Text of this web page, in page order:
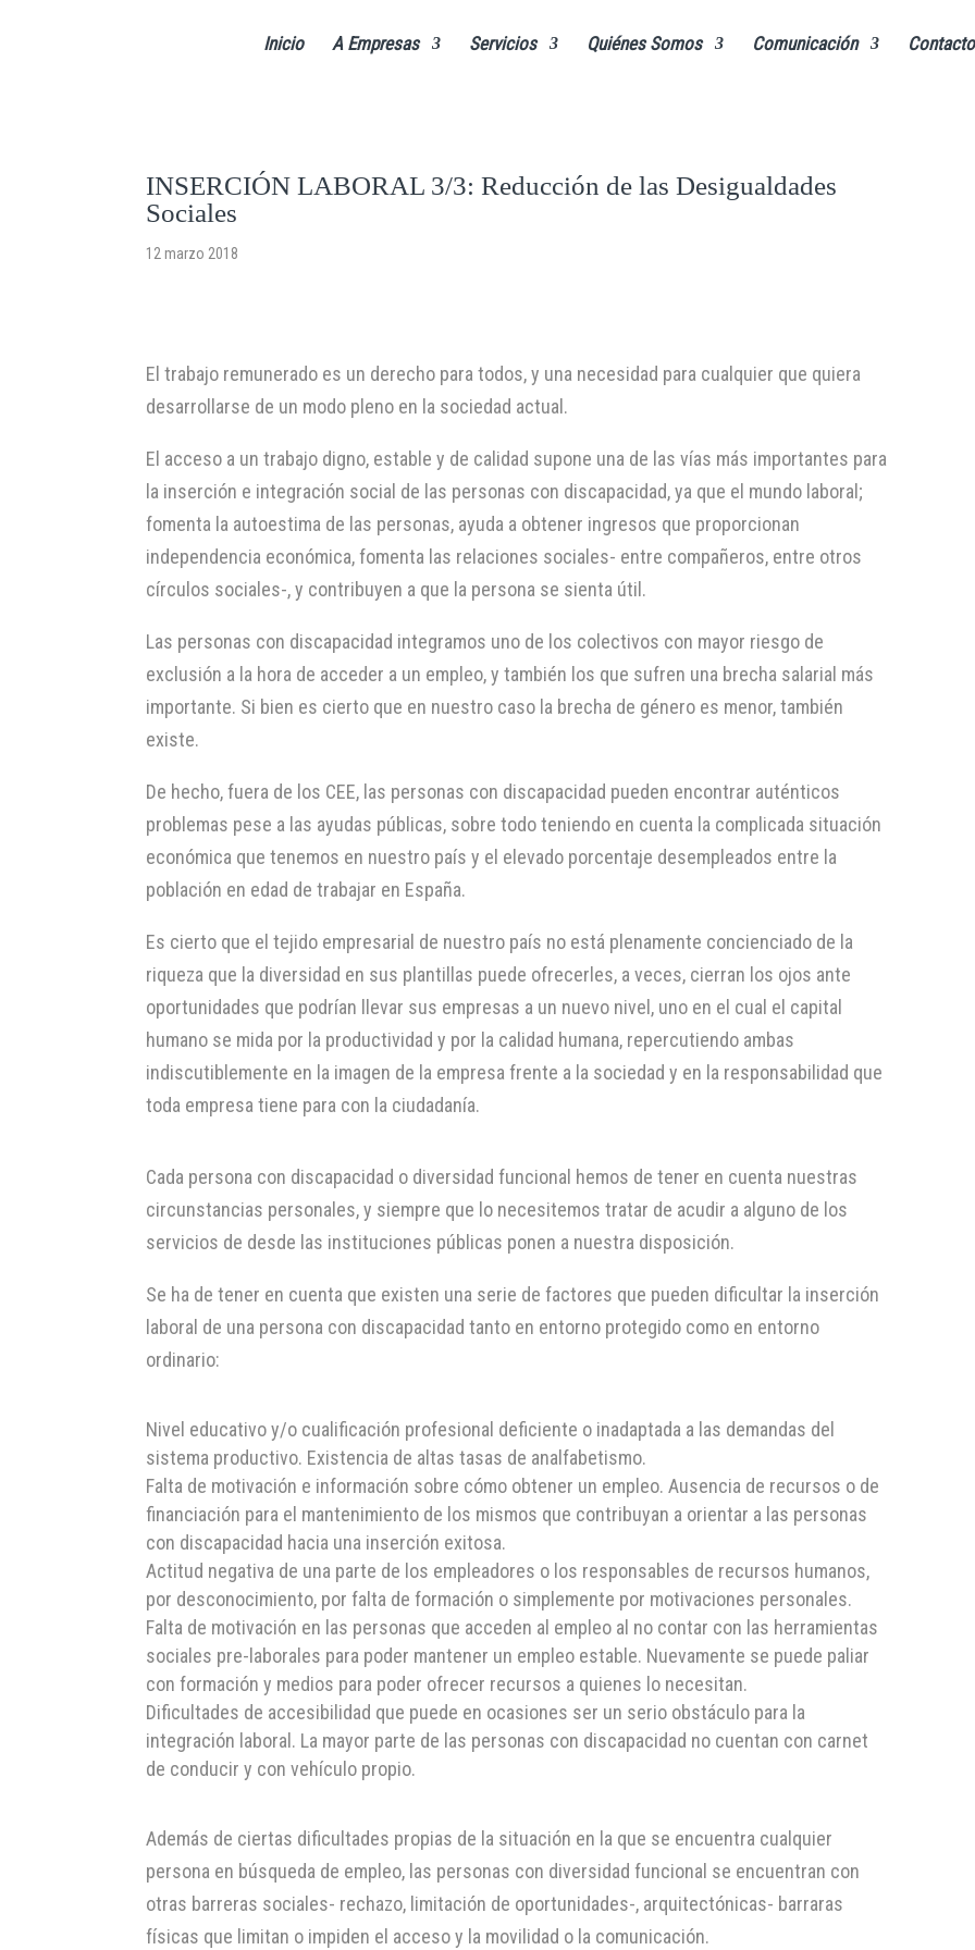
Inicio A Empresas Servicios Quiénes Somos Comunicación Contacto
INSERCIÓN LABORAL 3/3: Reducción de las Desigualdades
Sociales
12 marzo 2018
El trabajo remunerado es un derecho para todos, y una necesidad para cualquier que quiera
desarrollarse de un modo pleno en la sociedad actual.
El acceso a un trabajo digno, estable y de calidad supone una de las vías más importantes para
la inserción e integración social de las personas con discapacidad, ya que el mundo laboral;
fomenta la autoestima de las personas, ayuda a obtener ingresos que proporcionan
independencia económica, fomenta las relaciones sociales- entre compañeros, entre otros
círculos sociales-, y contribuyen a que la persona se sienta útil.
Las personas con discapacidad integramos uno de los colectivos con mayor riesgo de
exclusión a la hora de acceder a un empleo, y también los que sufren una brecha salarial más
importante. Si bien es cierto que en nuestro caso la brecha de género es menor, también
existe.
De hecho, fuera de los CEE, las personas con discapacidad pueden encontrar auténticos
problemas pese a las ayudas públicas, sobre todo teniendo en cuenta la complicada situación
económica que tenemos en nuestro país y el elevado porcentaje desempleados entre la
población en edad de trabajar en España.
Es cierto que el tejido empresarial de nuestro país no está plenamente concienciado de la
riqueza que la diversidad en sus plantillas puede ofrecerles, a veces, cierran los ojos ante
oportunidades que podrían llevar sus empresas a un nuevo nivel, uno en el cual el capital
humano se mida por la productividad y por la calidad humana, repercutiendo ambas
indiscutiblemente en la imagen de la empresa frente a la sociedad y en la responsabilidad que
toda empresa tiene para con la ciudadanía.
Cada persona con discapacidad o diversidad funcional hemos de tener en cuenta nuestras
circunstancias personales, y siempre que lo necesitemos tratar de acudir a alguno de los
servicios de desde las instituciones públicas ponen a nuestra disposición.
Se ha de tener en cuenta que existen una serie de factores que pueden dificultar la inserción
laboral de una persona con discapacidad tanto en entorno protegido como en entorno
ordinario:
Nivel educativo y/o cualificación profesional deficiente o inadaptada a las demandas del
sistema productivo. Existencia de altas tasas de analfabetismo.
Falta de motivación e información sobre cómo obtener un empleo. Ausencia de recursos o de
financiación para el mantenimiento de los mismos que contribuyan a orientar a las personas
con discapacidad hacia una inserción exitosa.
Actitud negativa de una parte de los empleadores o los responsables de recursos humanos,
por desconocimiento, por falta de formación o simplemente por motivaciones personales.
Falta de motivación en las personas que acceden al empleo al no contar con las herramientas
sociales pre-laborales para poder mantener un empleo estable. Nuevamente se puede paliar
con formación y medios para poder ofrecer recursos a quienes lo necesitan.
Dificultades de accesibilidad que puede en ocasiones ser un serio obstáculo para la
integración laboral. La mayor parte de las personas con discapacidad no cuentan con carnet
de conducir y con vehículo propio.
Además de ciertas dificultades propias de la situación en la que se encuentra cualquier
persona en búsqueda de empleo, las personas con diversidad funcional se encuentran con
otras barreras sociales- rechazo, limitación de oportunidades-, arquitectónicas- barraras
físicas que limitan o impiden el acceso y la movilidad o la comunicación.